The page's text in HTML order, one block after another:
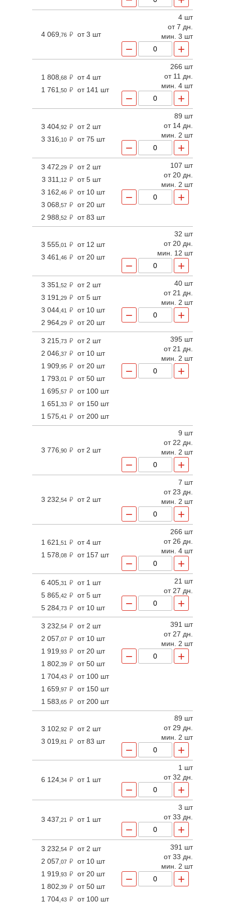
4 069 ,76 от 3 шт
4 шт
от 7 дн.
мин. 3 шт
− +
1 808 ,68
от 4 шт
1 761 ,50 от 141 шт
266 шт
от 11 дн.
мин. 4 шт
− +
3 404 ,92
от 2 шт
3 316 ,10 от 75 шт
89 шт
от 14 дн.
мин. 2 шт
− +
3 472 ,29
от 2 шт
3 311 ,12
от 5 шт
3 162 ,46
от 10 шт
3 068 ,57
от 20 шт
2 988 ,52 от 83 шт
107 шт
от 20 дн.
мин. 2 шт
− +
3 555 ,01
от 12 шт
3 461 ,46 от 20 шт
32 шт
от 20 дн.
мин. 12 шт
− +
3 351 ,52
от 2 шт
3 191 ,29
от 5 шт
3 044 ,41
от 10 шт
2 964 ,29 от 20 шт
40 шт
от 21 дн.
мин. 2 шт
− +
3 215 ,73
от 2 шт
2 046 ,37
от 10 шт
1 909 ,95
от 20 шт
1 793 ,01
от 50 шт
1 695 ,57
от 100 шт
1 651 ,33
от 150 шт
1 575 ,41 от 200 шт
395 шт
от 21 дн.
мин. 2 шт
− +
3 776 ,90 от 2 шт
9 шт
от 22 дн.
мин. 2 шт
− +
3 232 ,54 от 2 шт
7 шт
от 23 дн.
мин. 2 шт
− +
1 621 ,51
от 4 шт
1 578 ,08 от 157 шт
266 шт
от 26 дн.
мин. 4 шт
− +
6 405 ,31
от 1 шт
5 865 ,42
от 5 шт
5 284 ,73 от 10 шт
21 шт
от 27 дн.
− +
3 232 ,54
от 2 шт
2 057 ,07
от 10 шт
1 919 ,93
от 20 шт
1 802 ,39
от 50 шт
1 704 ,43
от 100 шт
1 659 ,97
от 150 шт
1 583 ,65 от 200 шт
391 шт
от 27 дн.
мин. 2 шт
− +
3 102 ,92
от 2 шт
3 019 ,81 от 83 шт
89 шт
от 29 дн.
мин. 2 шт
− +
6 124 ,34 от 1 шт
1 шт
от 32 дн.
− +
3 437 ,21 от 1 шт
3 шт
от 33 дн.
− +
3 232 ,54
от 2 шт
2 057 ,07
от 10 шт
1 919 ,93
от 20 шт
1 802 ,39
от 50 шт
1 704 ,43 от 100 шт
391 шт
от 33 дн.
мин. 2 шт
− +